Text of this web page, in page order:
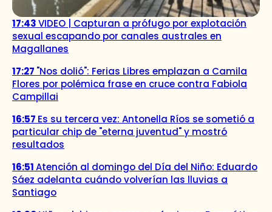
17:43VIDEO | Capturan a prófugo por explotación
sexual escapando por canales australes en
Magallanes
17:27 "Nos dolió": Ferias Libres emplazan a Camila
Flores por polémica frase en cruce contra Fabiola
Campillai
16:57 Es su tercera vez: Antonella Ríos se sometió a
particular chip de "eterna juventud" y mostró
resultados
16:51Atención al domingo del Día del Niño: Eduardo
Sáez adelanta cuándo volverían las lluvias a
Santiago